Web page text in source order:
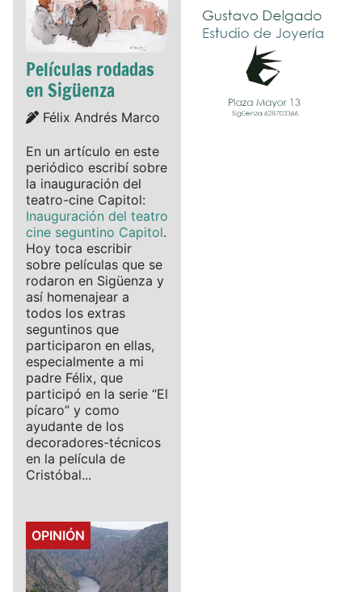
Películas rodadas
en Sigüenza
Details
Félix Andrés Marco
En un artículo en este
periódico escribí sobre
la inauguración del
teatro-cine Capitol:
Inauguración del teatro
cine seguntino Capitol.
Hoy toca escribir
sobre películas que se
rodaron en Sigüenza y
así homenajear a
todos los extras
seguntinos que
participaron en ellas,
especialmente a mi
padre Félix, que
participó en la serie “El
pícaro” y como
ayudante de los
decoradores-técnicos
en la película de
Cristóbal...
Details
OPINIÓN